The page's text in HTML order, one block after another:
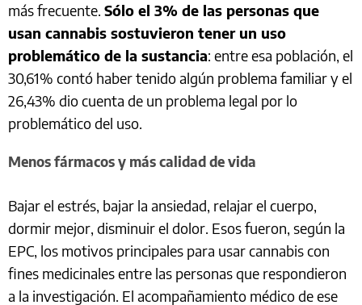
más frecuente. Sólo el 3% de las personas que
usan cannabis sostuvieron tener un uso
problemático de la sustancia: entre esa población, el
30,61% contó haber tenido algún problema familiar y el
26,43% dio cuenta de un problema legal por lo
problemático del uso.
Menos fármacos y más calidad de vida
Bajar el estrés, bajar la ansiedad, relajar el cuerpo,
dormir mejor, disminuir el dolor. Esos fueron, según la
EPC, los motivos principales para usar cannabis con
fines medicinales entre las personas que respondieron
a la investigación. El acompañamiento médico de ese